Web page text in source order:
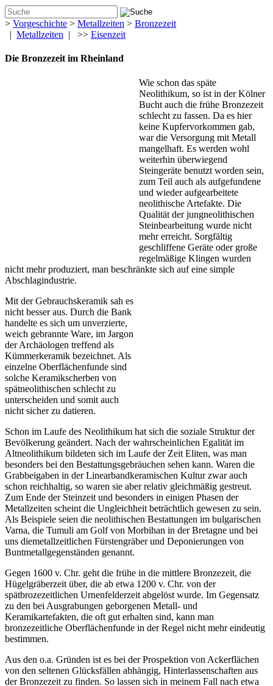
> Vorgeschichte > Metallzeiten > Bronzezeit
| Metallzeiten | >> Eisenzeit
Die Bronzezeit im Rheinland
Wie schon das späte
Neolithikum, so ist in der Kölner
Bucht auch die frühe Bronzezeit
schlecht zu fassen. Da es hier
keine Kupfervorkommen gab,
war die Versorgung mit Metall
mangelhaft. Es werden wohl
weiterhin überwiegend
Steingeräte benutzt worden sein,
zum Teil auch als aufgefundene
und wieder aufgearbeitete
neolithische Artefakte. Die
Qualität der jungneolithischen
Steinbearbeitung wurde nicht
mehr erreicht. Sorgfältig
geschliffene Geräte oder große
regelmäßige Klingen wurden
nicht mehr produziert, man beschränkte sich auf eine simple
Abschlagindustrie.
Mit der Gebrauchskeramik sah es
nicht besser aus. Durch die Bank
handelte es sich um unverzierte,
weich gebrannte Ware, im Jargon
der Archäologen treffend als
Kümmerkeramik bezeichnet. Als
einzelne Oberflächenfunde sind
solche Keramikscherben von
spätneolithischen schlecht zu
unterscheiden und somit auch
nicht sicher zu datieren.
Schon im Laufe des Neolithikum hat sich die soziale Struktur der
Bevölkerung geändert. Nach der wahrscheinlichen Egalität im
Altneolithikum bildeten sich im Laufe der Zeit Eliten, was man
besonders bei den Bestattungsgebräuchen sehen kann. Waren die
Grabbeigaben in der Linearbandkeramischen Kultur zwar auch
schon reichhaltig, so waren sie aber relativ gleichmäßig gestreut.
Zum Ende der Steinzeit und besonders in einigen Phasen der
Metallzeiten scheint die Ungleichheit beträchtlich gewesen zu sein.
Als Beispiele seien die neolithischen Bestattungen im bulgarischen
Varna, die Tumuli am Golf von Morbihan in der Bretagne und bei
uns diemetallzeitlichen Fürstengräber und Deponierungen von
Buntmetallgegenständen genannt.
Gegen 1600 v. Chr. geht die frühe in die mittlere Bronzezeit, die
Hügelgräberzeit über, die ab etwa 1200 v. Chr. von der
spätbrozezeitlichen Urnenfelderzeit abgelöst wurde. Im Gegensatz
zu den bei Ausgrabungen geborgenen Metall- und
Keramikartefakten, die oft gut erhalten sind, kann man
bronzezeitliche Oberflächenfunde in der Regel nicht mehr eindeutig
bestimmen.
Aus den o.a. Gründen ist es bei der Prospektion von Ackerflächen
von den seltenen Glücksfällen abhängig, Hinterlassenschaften aus
der Bronzezeit zu finden. So lassen sich in meinem Fall nach etwa